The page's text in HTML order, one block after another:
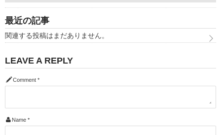
最近の記事
関連する投稿はまだありません。
LEAVE A REPLY
Comment *
Name *